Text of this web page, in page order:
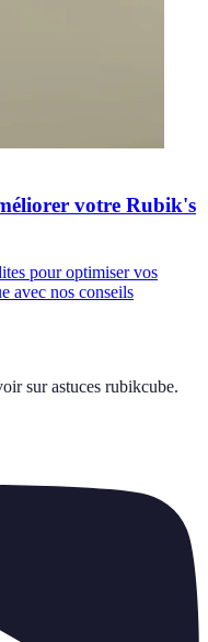
votre Rubik's
pour optimiser vos
avec nos conseils
sur astuces rubikcube.